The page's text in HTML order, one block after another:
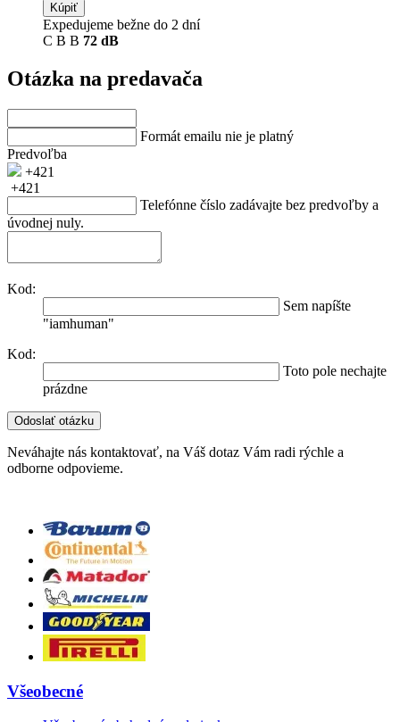
Kúpiť
Expedujeme bežne do 2 dní
C B B 72 dB
Otázka na predavača
Formát emailu nie je platný
Predvoľba
+421
+421
Telefónne číslo zadávajte bez predvoľby a
úvodnej nuly.
Kod:
Sem napíšte
"iamhuman"
Kod:
Toto pole nechajte
prázdne
Neváhajte nás kontaktovať, na Váš dotaz Vám radi rýchle a
odborne odpovieme.
Všeobecné